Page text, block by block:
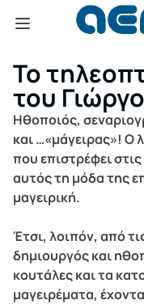
Το
του
Ηθοποιός,
και …«μάγειρας»! Ο
που επιστρέφει
αυτός τη μόδα της
μαγειρική.
Έτσι, λοιπόν, από
δημιουργός και
κουτάλες και τα
μαγειρέματα,